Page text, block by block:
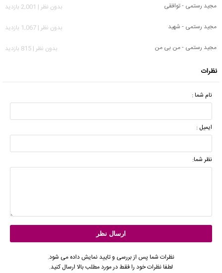
مجید رستمی - توافقی
بدون نظر | 2,001 بازدید
مجید رستمی - شهید
بدون نظر | 1,067 بازدید
مجید رستمی - من بی من
بدون نظر | 815 بازدید
نظرات
نام شما :
ایمیل :
نظر شما:
نظرات شما پس از بررسی و تایید نمایش داده می شود.
لطفا نظرات خود را فقط در مورد مطلب بالا ارسال کنید.